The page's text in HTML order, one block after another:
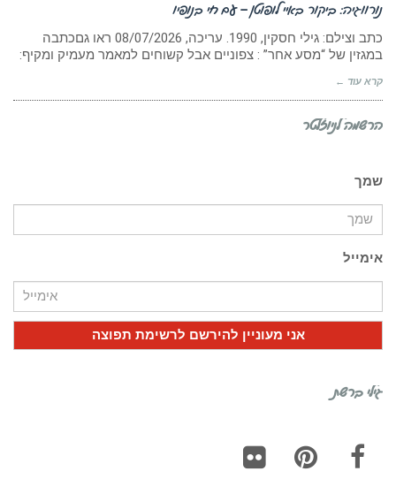
נורווגיה: ביקור באיי לופוטן – עם חי בנופיו
כתב וצילם: גילי חסקין, 1990. עריכה, ‏08/07/2026 ראו גםכתבה
במגזין של “מסע אחר” : צפוניים אבל קשוחים למאמר מעמיק ומקיף:
קרא עוד ←
הרשמה לניוזלטר
שמך
אימייל
גילי ברשת